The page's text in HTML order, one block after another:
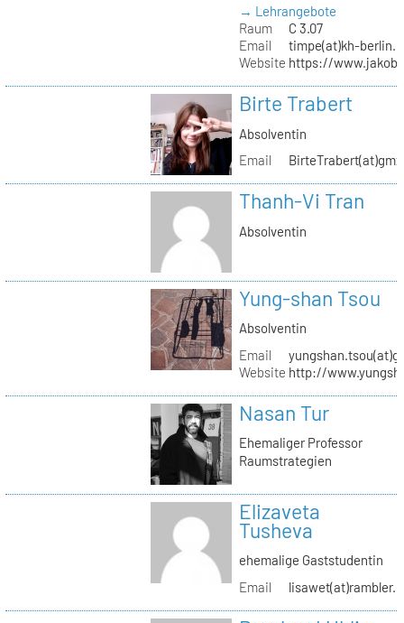
→ Lehrangebote
Raum
C 3.07
Email
timpe(at)kh-
Website https://
Birte Trabert
Absolventin
Email
Thanh-Vi Tran
Absolventin
Yung-shan Tsou
Absolventin
Email
Website http://
Nasan Tur
Ehemaliger Professor
Raumstrategien
Elizaveta
Tusheva
ehemalige Gaststudentin
Email